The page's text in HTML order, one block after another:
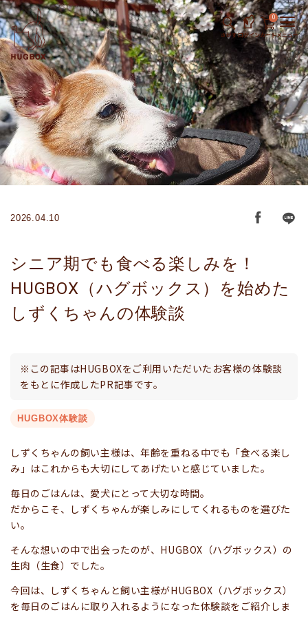
さがすログインカート
0
メニュー
2026.04.10
シニア期でも食べる楽しみを！
HUGBOX（ハグボックス）を始めた
しずくちゃんの体験談
※この記事はHUGBOXをご利用いただいたお客様の体験談
をもとに作成したPR記事です。
HUGBOX体験談
しずくちゃんの飼い主様は、年齢を重ねる中でも「食べる楽し
み」はこれからも大切にしてあげたいと感じていました。
毎日のごはんは、愛犬にとって大切な時間。
だからこそ、しずくちゃんが楽しみにしてくれるものを選びた
い。
そんな想いの中で出会ったのが、HUGBOX（ハグボックス）の
生肉（生食）でした。
今回は、しずくちゃんと飼い主様がHUGBOX（ハグボックス）
を毎日のごはんに取り入れるようになった体験談をご紹介しま